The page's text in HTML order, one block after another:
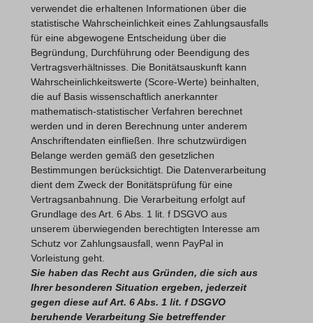
verwendet die erhaltenen Informationen über die
statistische Wahrscheinlichkeit eines Zahlungsausfalls
für eine abgewogene Entscheidung über die
Begründung, Durchführung oder Beendigung des
Vertragsverhältnisses. Die Bonitätsauskunft kann
Wahrscheinlichkeitswerte (Score-Werte) beinhalten,
die auf Basis wissenschaftlich anerkannter
mathematisch-statistischer Verfahren berechnet
werden und in deren Berechnung unter anderem
Anschriftendaten einfließen. Ihre schutzwürdigen
Belange werden gemäß den gesetzlichen
Bestimmungen berücksichtigt. Die Datenverarbeitung
dient dem Zweck der Bonitätsprüfung für eine
Vertragsanbahnung. Die Verarbeitung erfolgt auf
Grundlage des Art. 6 Abs. 1 lit. f DSGVO aus
unserem überwiegenden berechtigten Interesse am
Schutz vor Zahlungsausfall, wenn PayPal in
Vorleistung geht.
Sie haben das Recht aus Gründen, die sich aus
Ihrer besonderen Situation ergeben, jederzeit
gegen diese auf Art. 6 Abs. 1 lit. f DSGVO
beruhende Verarbeitung Sie betreffender